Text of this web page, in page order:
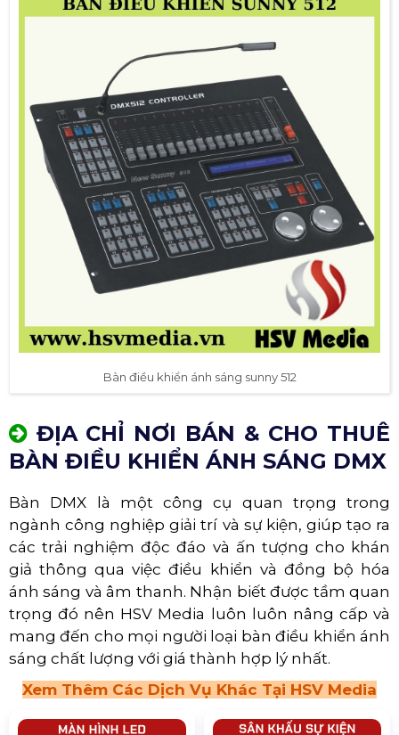
Bàn điều khiển ánh sáng sunny 512
ĐỊA CHỈ NƠI BÁN & CHO THUÊ
BÀN ĐIỀU KHIỂN ÁNH SÁNG DMX
Bàn DMX là một công cụ quan trọng trong
ngành công nghiệp giải trí và sự kiện, giúp tạo ra
các trải nghiệm độc đáo và ấn tượng cho khán
giả thông qua việc điều khiển và đồng bộ hóa
ánh sáng và âm thanh. Nhận biết được tầm quan
trọng đó nên HSV Media luôn luôn nâng cấp và
mang đến cho mọi người loại bàn điều khiển ánh
sáng chất lượng với giá thành hợp lý nhất.
Xem Thêm Các Dịch Vụ Khác Tại HSV Media